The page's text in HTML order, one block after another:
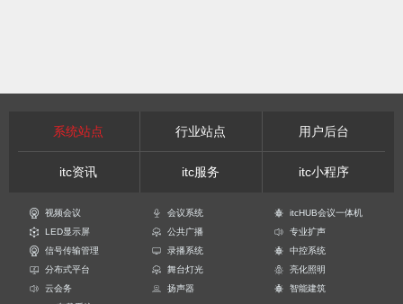
系统站点 行业站点 用户后台
itc资讯 itc服务 itc小程序
视频会议 会议系统
itcHUB会议一体机
LED显示屏
公共广播
专业扩声
信号传输管理
录播系统
中控系统
分布式平台
舞台灯光
亮化照明
云会务
扬声器
智能建筑